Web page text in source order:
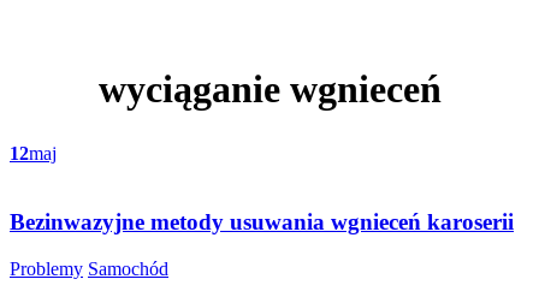
wyciąganie wgnieceń
12maj
Bezinwazyjne metody usuwania wgnieceń karoserii
Categories
Problemy Samochód